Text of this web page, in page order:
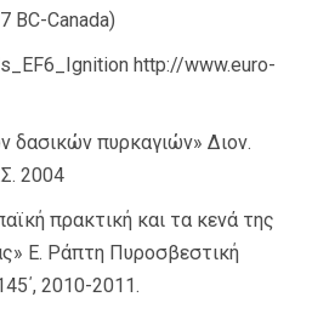
BC-Canada)
http://www.euro-
δασικών πυρκαγιών» Διον.
2004
πρακτική και τα κενά της
Ε. Ράπτη Πυροσβεστική
2010-2011.